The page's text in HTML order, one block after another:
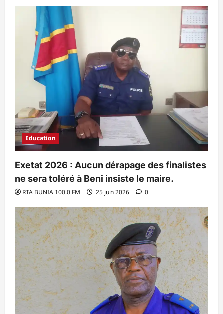
Education
Exetat 2026 : Aucun dérapage des finalistes
ne sera toléré à Beni insiste le maire.
RTA BUNIA 100.0 FM 25 juin 2026 0